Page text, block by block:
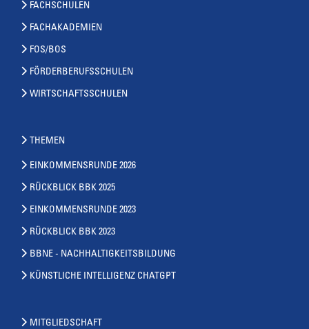
FACHSCHULEN
FACHAKADEMIEN
FOS/BOS
FÖRDERBERUFSSCHULEN
WIRTSCHAFTSSCHULEN
THEMEN
EINKOMMENSRUNDE 2026
RÜCKBLICK BBK 2025
EINKOMMENSRUNDE 2023
RÜCKBLICK BBK 2023
BBNE - NACHHALTIGKEITSBILDUNG
KÜNSTLICHE INTELLIGENZ CHATGPT
MITGLIEDSCHAFT